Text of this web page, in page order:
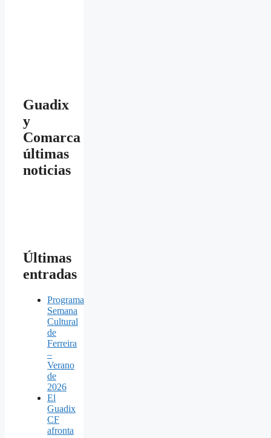
Guadix
y
Comarca
últimas
noticias
Últimas
entradas
Programa
Semana
Cultural
de
Ferreira
–
Verano
de
2026
El
Guadix
CF
afronta